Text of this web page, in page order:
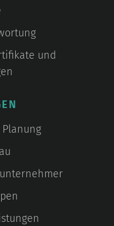
und